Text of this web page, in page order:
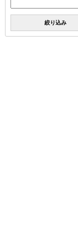
絞り込み